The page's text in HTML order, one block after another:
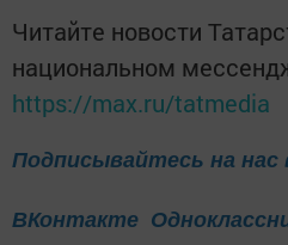
Читайте новости
национальном
https://max.ru/tatmedia
Подписывайтесь на нас
ВКонтакте